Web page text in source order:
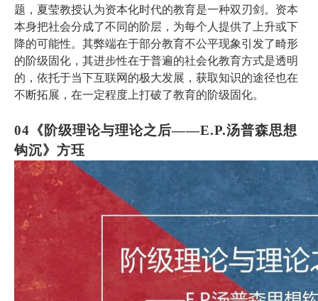
题，夏莹教授认为资本化时代的教育是一种双刃剑。资本
本身把社会分成了不同的阶层，为每个人提供了上升或下
降的可能性。其弊端在于部分教育不公平现象引发了畸形
的阶级固化，其进步性在于普遍的社会化教育方式是透明
的，依托于当下互联网的极大发展，获取知识的途径也在
不断拓展，在一定程度上打破了教育的阶级固化。
04 《 阶级理论与理论之后——E.P.汤普森思想
钩沉》方珏